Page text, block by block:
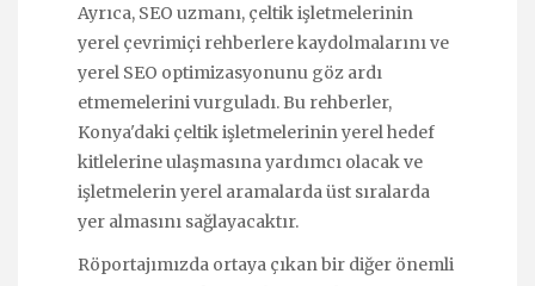
Ayrıca, SEO uzmanı, çeltik işletmelerinin
yerel çevrimiçi rehberlere kaydolmalarını ve
yerel SEO optimizasyonunu göz ardı
etmemelerini vurguladı. Bu rehberler,
Konya'daki çeltik işletmelerinin yerel hedef
kitlelerine ulaşmasına yardımcı olacak ve
işletmelerin yerel aramalarda üst sıralarda
yer almasını sağlayacaktır.
Röportajımızda ortaya çıkan bir diğer önemli